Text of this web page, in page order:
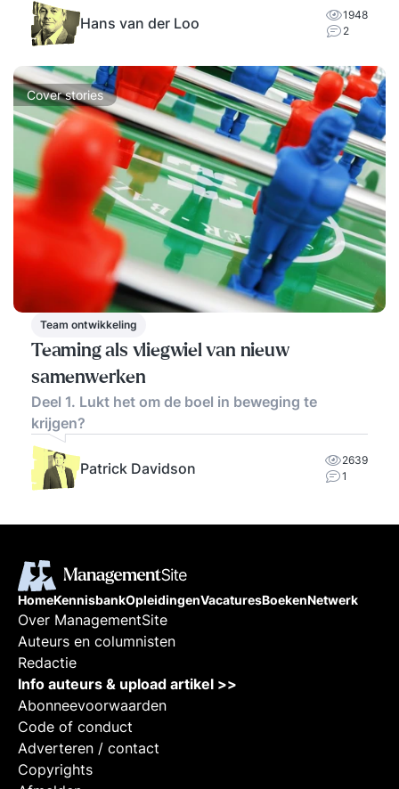
Hans van der Loo
1948
2
Cover stories
Team ontwikkeling
Teaming als vliegwiel van nieuw
samenwerken
Deel 1. Lukt het om de boel in beweging te
krijgen?
Patrick Davidson
2639
1
HomeKennisbankOpleidingenVacaturesBoekenNetwerk
Over ManagementSite
Auteurs en columnisten
Redactie
Info auteurs & upload artikel >>
Abonneevoorwaarden
Code of conduct
Adverteren / contact
Copyrights